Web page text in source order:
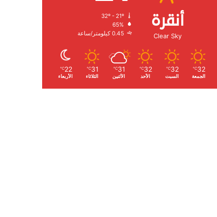
أنقرة
Clear Sky
الرطوبة:
الرياح:
32
℃
الجمعة
32
℃
السبت
32
℃
الأحد
31
℃
الأثنين
31
℃
الثلاثاء
22
℃
الأربعاء